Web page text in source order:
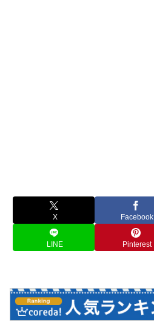
X Facebook
LINE Pinterest